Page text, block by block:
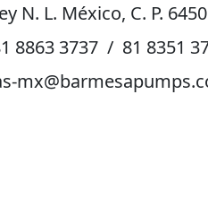
N. L. México, C. P.
8863 3737 / 81 8351